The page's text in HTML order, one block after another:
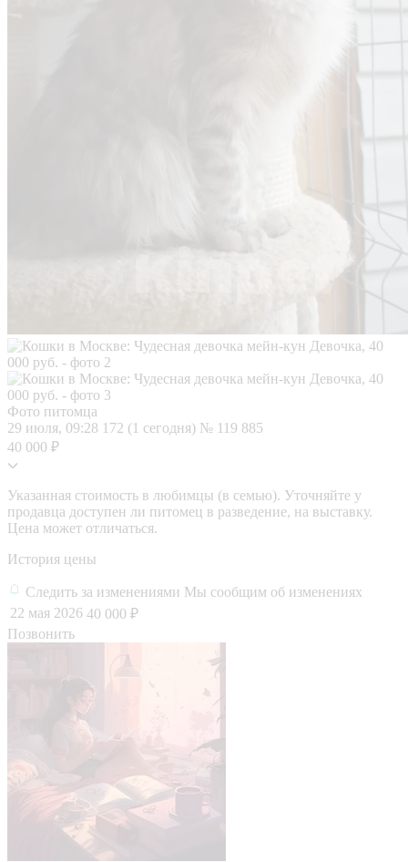
Фото питомца
29 июля, 09:28 172 (1 сегодня) № 119 885
40 000 ₽
Указанная стоимость в любимцы (в семью). Уточняйте у
продавца доступен ли питомец в разведение, на выставку.
Цена может отличаться.
История цены
Следить за изменениями Мы сообщим об изменениях
22 мая 2026 40 000 ₽
Позвонить